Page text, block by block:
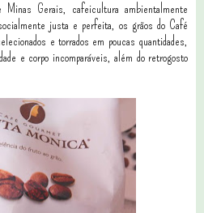
Minas Gerais, cafeicultura ambientalmente
justa e perfeita, os grãos do Café
e torrados em poucas quantidades,
e corpo incomparáveis, além do retrogosto